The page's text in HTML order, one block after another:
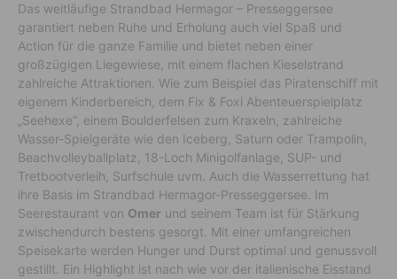
Das weitläufige Strandbad Hermagor – Presseggersee
garantiert neben Ruhe und Erholung auch viel Spaß und
Action für die ganze Familie und bietet neben einer
großzügigen Liegewiese, mit einem flachen Kieselstrand
zahlreiche Attraktionen. Wie zum Beispiel das Piratenschiff mit
eigenem Kinderbereich, dem Fix & Foxi Abenteuerspielplatz
„Seehexe“, einem Boulderfelsen zum Kraxeln, zahlreiche
Wasser-Spielgeräte wie den Iceberg, Saturn oder Trampolin,
Beachvolleyballplatz, 18-Loch Minigolfanlage, SUP- und
Tretbootverleih, Surfschule uvm. Auch die Wasserrettung hat
ihre Basis im Strandbad Hermagor-Presseggersee. Im
Seerestaurant von Omer und seinem Team ist für Stärkung
zwischendurch bestens gesorgt. Mit einer umfangreichen
Speisekarte werden Hunger und Durst optimal und genussvoll
gestillt. Ein Highlight ist nach wie vor der italienische Eisstand